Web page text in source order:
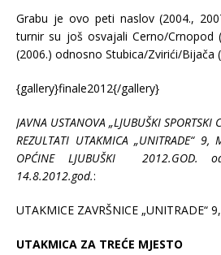
Grabu je ovo peti naslov (2004.,
turnir su još osvajali Cerno/Crnopod
(2006.) odnosno Stubica/Zvirići/Bijača
{gallery}finale2012{/gallery}
JAVNA USTANOVA „LJUBUŠKI SPORTSKI
REZULTATI UTAKMICA „UNITRADE“ 9,
OPĆINE LJUBUŠKI
14.8.2012.god.:
UTAKMICE ZAVRŠNICE „UNITRADE“
UTAKMICA ZA TREĆE MJESTO